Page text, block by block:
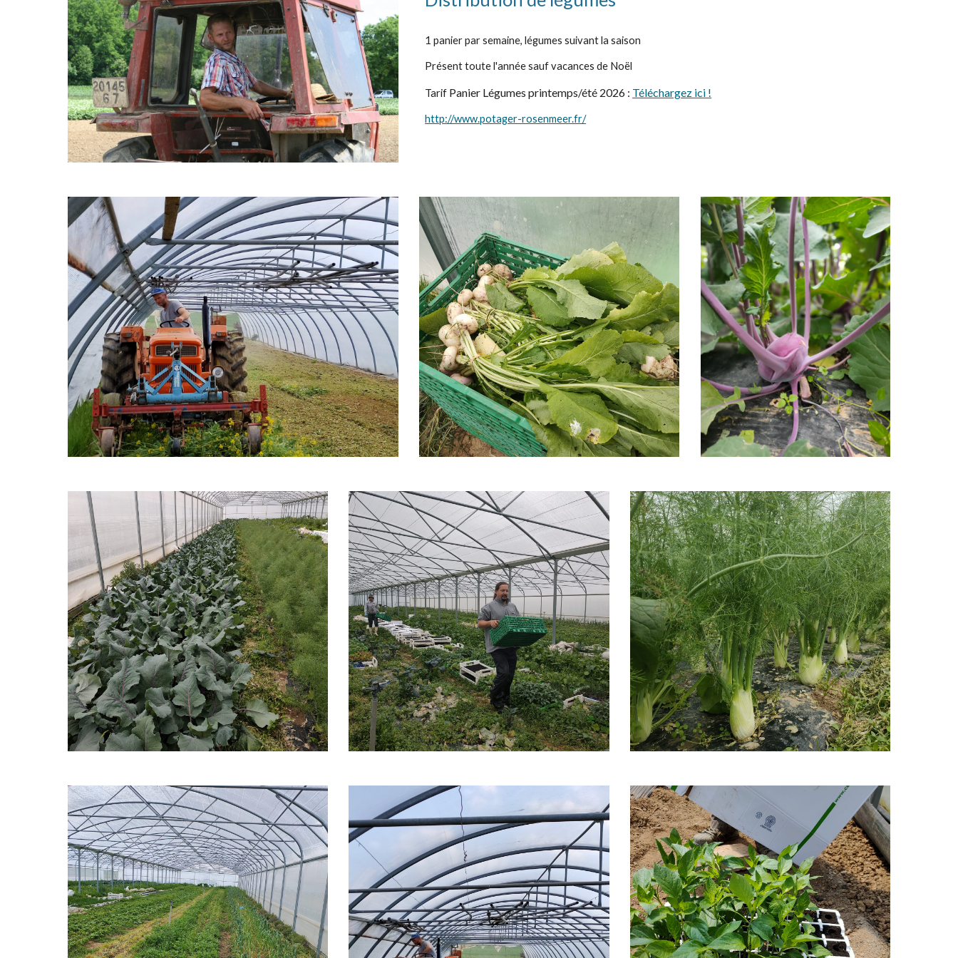
1 panier par semaine, légumes suivant la saison
Présent toute l'année sauf vacances de Noël
Tarif Panier Légumesprintemps/été 2026 : Téléchargez ici !
http://www.potager-rosenmeer.fr/